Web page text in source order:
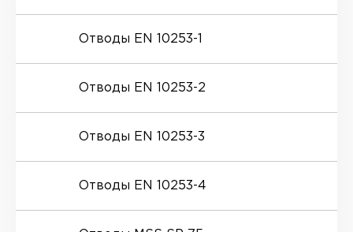
Отводы EN 10253-1
Отводы EN 10253-2
Отводы EN 10253-3
Отводы EN 10253-4